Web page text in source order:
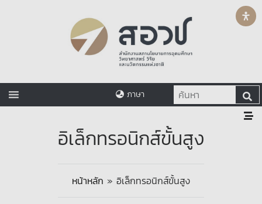
ภาษา
อิเล็กทรอนิกส์ขั้นสูง
หน้าหลัก » อิเล็กทรอนิกส์ขั้นสูง